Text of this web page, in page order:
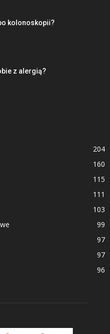
kolonoskopii?
z alergią?
204
160
115
111
103
99
97
97
96